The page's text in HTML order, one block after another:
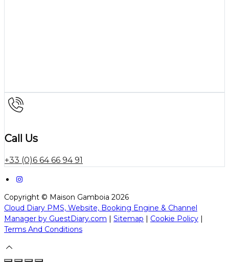
Call Us
+33 (0)6 64 66 94 91
Copyright © Maison Gamboia 2026
Cloud Diary PMS, Website, Booking Engine & Channel
Manager by GuestDiary.com | Sitemap | Cookie Policy |
Terms And Conditions